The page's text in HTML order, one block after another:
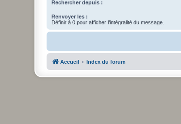
Rechercher depuis :
Renvoyer les :
Définir à 0 pour afficher l’intégralité du message.
Accueil Index du forum